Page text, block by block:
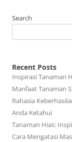
Search
Recent Posts
Inspirasi Tanaman
Manfaat Tanaman
Rahasia
Anda Ketahui
Tanaman Hias:
Cara Mengatasi